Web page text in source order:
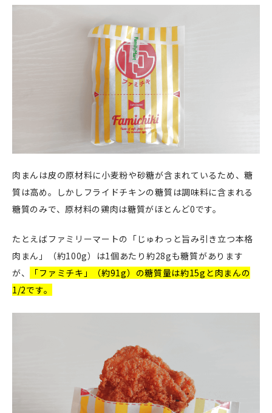
肉まんは皮の原材料に小麦粉や砂糖が含まれているため、糖
質は高め。しかしフライドチキンの糖質は調味料に含まれる
糖質のみで、原材料の鶏肉は糖質がほとんど0です。
たとえばファミリーマートの「じゅわっと旨み引き立つ本格
肉まん」（約100g）は1個あたり約28gも糖質があります
が、
「ファミチキ」（約91g）の糖質量は約15gと肉まんの
1/2です。